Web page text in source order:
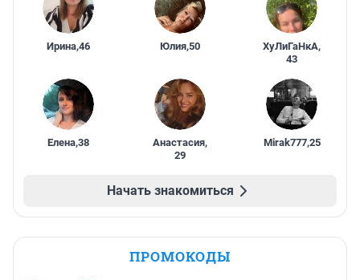
Ирина,46 Юлия,50 ХуЛиГаНкА,
43
Елена,38 Анастасия,
29
Mirak777,25
Начать знакомиться
ПРОМОКОДЫ